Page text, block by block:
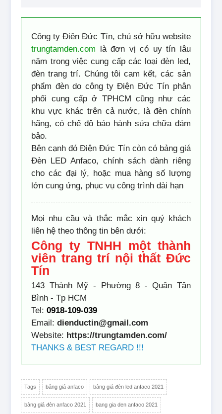
Công ty Điện Đức Tín, chủ sở hữu website
trungtamden.com là đơn vị có uy tín lâu
năm trong việc cung cấp các loại đèn led,
đèn trang trí. Chúng tôi cam kết, các sản
phẩm đèn do công ty Điện Đức Tín phân
phối cung cấp ở TPHCM cũng như các
khu vực khác trên cả nước, là đèn chính
hãng, có chế độ bảo hành sửa chữa đảm
bảo.
Bên cạnh đó Điện Đức Tín còn có bảng giá
Đèn LED Anfaco, chính sách dành riêng
cho các đại lý, hoặc mua hàng số lượng
lớn cung ứng, phục vụ công trình dài hạn
Mọi nhu cầu và thắc mắc xin quý khách
liên hệ theo thông tin bên dưới:
Công ty TNHH một thành
viên trang trí nội thất Đức
Tín
143 Thành Mỹ - Phường 8 - Quận Tân
Bình - Tp HCM
Tel:0918-109-039
Email:dienductin@gmail.com
Website: https://trungtamden.com/
THANKS & BEST REGARD !!!
Tags bảng giá anfaco bảng giá đèn led anfaco 2021
bảng giá đèn anfaco 2021 bang gia den anfaco 2021